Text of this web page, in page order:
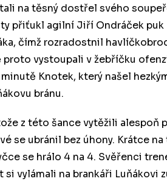
na těsný dostřel svého
přiťukl agilní Jiří Ondráček puk
čímž rozradostnil
vystoupali v žebříčku
Knotek, který našel
bránu.
z této šance vytěžili alespoň
se ubránil bez úhony. Krátce
se hrálo 4 na 4. Svěřenci
vylámali na brankáři Luňákovi